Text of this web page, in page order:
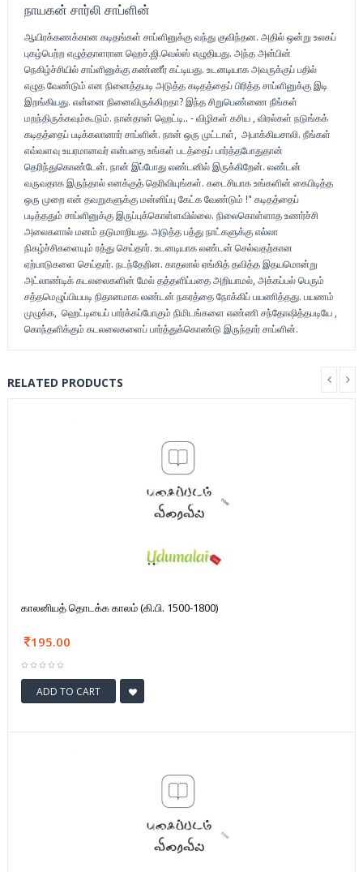
நாயகன் சார்லி சாப்ளின்
ஆயிரக்கணக்கான கடிதங்கள் சாப்ளினுக்கு வந்து குவிந்தன. அதில் ஒன்று உலகப்
புகழ்பெற்ற எழுத்தாளரான ஹெச்.ஜி.வெல்ஸ் எழுதியது. அந்த அன்பின்
நெகிழ்ச்சியில் சாப்ளினுக்கு கண்ணீர் கட்டியது. உடனடியாக அவருக்குப் பதில்
எழுத வேண்டும் என நினைத்தபடி அடுத்த கடிதத்தைப் பிரித்த சாப்ளினுக்கு இடி
இறங்கியது. என்னை நினைவிருக்கிறதா? இந்த சிறுபெண்ணை நீங்கள்
மறந்திருக்கவும்கூடும். நான்தான் ஹெட்டி.. - விழிகள் கசிய , விரல்கள் நடுங்கக்
கடிதத்தைப் படிக்கலானார் சாப்ளின். நான் ஒரு முட்டாள், அபாக்கியசாலி. நீங்கள்
எவ்வளவு உயரமானவர் என்பதை உங்கள் படத்தைப் பார்த்தபோதுதான்
தெரிந்துகொண்டேன். நான் இப்போது லண்டனில் இருக்கிறேன். லண்டன்
வருவதாக இருந்தால் எனக்குத் தெரிவியுங்கள். கடைசியாக உங்களின் கைபிடித்த
ஒரு முறை என் தவறுகளுக்கு மன்னிப்பு கேட்க வேண்டும் !" கடிதத்தைப்
படித்ததும் சாப்ளினுக்கு இருப்புக்கொள்ளவில்லை. நிலைகொள்ளாத உணர்ச்சி
அலைகளால் மனம் தடுமாறியது. அடுத்த பத்து நாட்களுக்கு எல்லா
நிகழ்ச்சிகளையும் ரத்து செய்தார். உடனடியாக லண்டன் செல்வதற்கான
ஏற்பாடுகளை செய்தார். நடந்தேறின. காதலால் ஏங்கித் தவித்த இதயமொன்று
அட்லாண்டிக் கடலலைகளின் மேல் தத்தளிப்பதை அறியாமல், அக்கப்பல் பெரும்
சத்தமெழுப்பியபடி நிதானமாக லண்டன் நகரத்தை நோக்கிப் பயணித்தது. பயணம்
முழுக்க, ஹெட்டியைப் பார்க்கப்போகும் நிமிடங்களை எண்ணி சந்தோஷித்தபடியே ,
கொந்தளிக்கும் கடலலைகளைப் பார்த்துக்கொண்டு இருந்தார் சாப்ளின்.
RELATED PRODUCTS
காலனியத் தொடக்க காலம் (கி.பி. 1500-1800)
195.00
ADD TO CART